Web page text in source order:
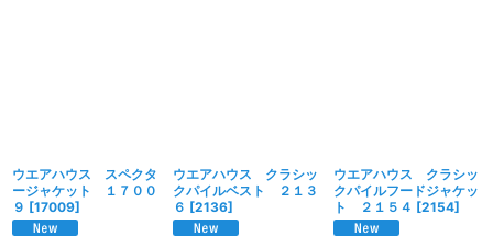
ウエアハウス スペクタ
ージャケット １７００
９ [17009]
ウエアハウス クラシッ
クパイルベスト ２１３
６ [2136]
ウエアハウス クラシッ
クパイルフードジャケッ
ト ２１５４ [2154]